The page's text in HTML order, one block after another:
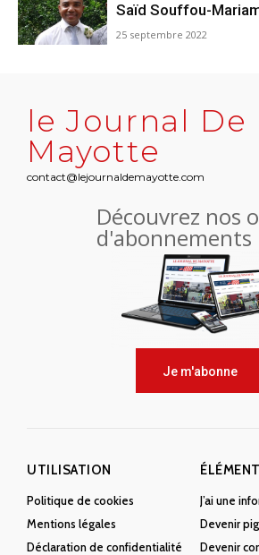
Saïd Souffou-
25 septembre 2022
le Journal De
Mayotte
contact@lejournaldemayotte.com
Découvrez nos
d'abonnements
Je m'abonne
UTILISATION
Politique de cookies
Mentions légales
Déclaration de confidentialité
J’ai une
Devenir
Devenir